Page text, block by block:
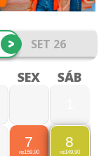
SET 26
>
SEX SÁB
7
R$159,90
8
R$149,90